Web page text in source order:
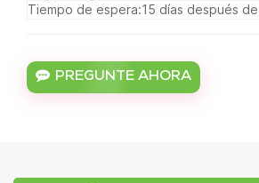
Tiempo de espera:15 días después
PREGUNTE AHORA